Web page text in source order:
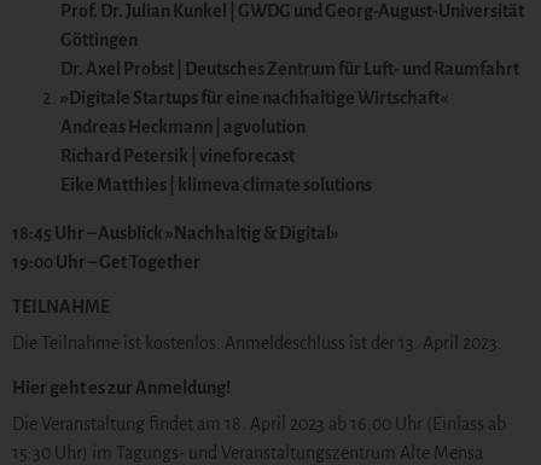
Prof. Dr. Julian Kunkel | GWDG und Georg-August-Universität
Göttingen
Dr. Axel Probst |
Deutsches Zentrum für Luft- und Raumfahrt
»Digitale Startups für eine nachhaltige Wirtschaft«
Andreas Heckmann | agvolution
Richard Petersik | vineforecast
Eike Matthies |
klimeva climate solutions
18:45 Uhr – Ausblick »Nachhaltig & Digital»
19:00 Uhr – Get Together
TEILNAHME
Die Teilnahme ist kostenlos. Anmeldeschluss ist der 13. April 2023.
Hier geht es zur Anmeldung!
Die Veranstaltung findet am 18. April 2023 ab 16:00 Uhr (Einlass ab
15:30 Uhr) im Tagungs- und Veranstaltungszentrum Alte Mensa